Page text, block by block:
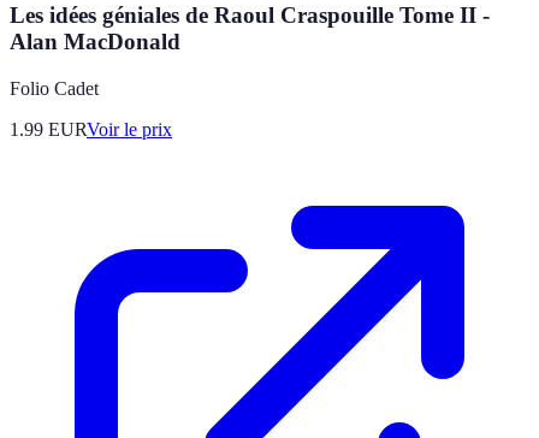
Les idées géniales de Raoul Craspouille Tome II -
Alan MacDonald
Folio Cadet
1.99 EURVoir le prix